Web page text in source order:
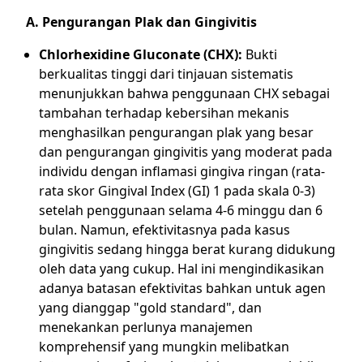
A. Pengurangan Plak dan Gingivitis
Chlorhexidine Gluconate (CHX): Bukti
berkualitas tinggi dari tinjauan sistematis
menunjukkan bahwa penggunaan CHX sebagai
tambahan terhadap kebersihan mekanis
menghasilkan pengurangan plak yang besar
dan pengurangan gingivitis yang moderat pada
individu dengan inflamasi gingiva ringan (rata-
rata skor Gingival Index (GI) 1 pada skala 0-3)
setelah penggunaan selama 4-6 minggu dan 6
bulan. Namun, efektivitasnya pada kasus
gingivitis sedang hingga berat kurang didukung
oleh data yang cukup. Hal ini mengindikasikan
adanya batasan efektivitas bahkan untuk agen
yang dianggap "gold standard", dan
menekankan perlunya manajemen
komprehensif yang mungkin melibatkan